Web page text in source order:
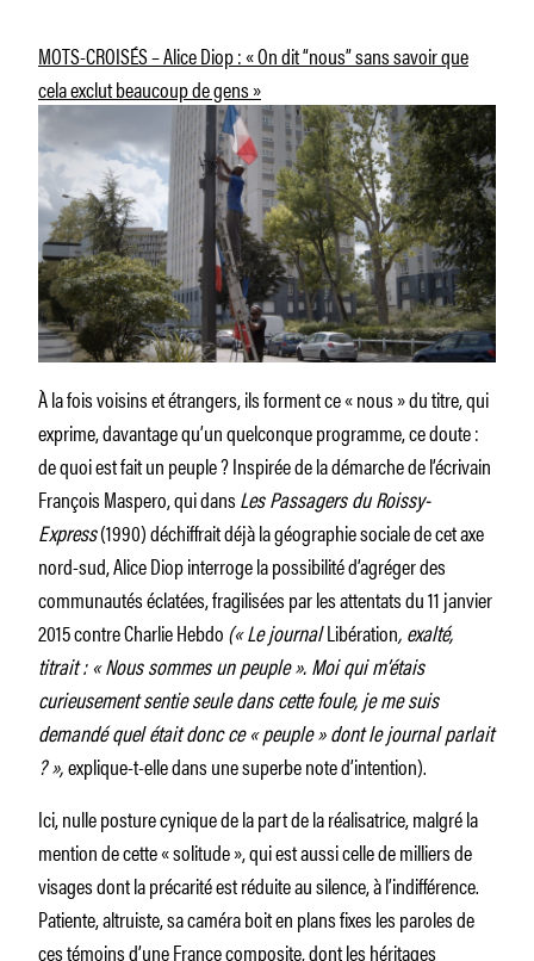
MOTS-CROISÉS – Alice Diop : « On dit “nous” sans savoir que
cela exclut beaucoup de gens »
À la fois voisins et étrangers, ils forment ce « nous » du titre, qui
exprime, davantage qu’un quelconque programme, ce doute :
de quoi est fait un peuple ? Inspirée de la démarche de l’écrivain
François Maspero, qui dansLes Passagers du Roissy-
Express(1990) déchiffrait déjà la géographie sociale de cet axe
nord-sud, Alice Diop interroge la possibilité d’agréger des
communautés éclatées, fragilisées par les attentats du 11 janvier
2015 contre Charlie Hebdo(« Le journalLibération, exalté,
titrait : « Nous sommes un peuple ». Moi qui m’étais
curieusement sentie seule dans cette foule, je me suis
demandé quel était donc ce « peuple » dont le journal parlait
? »,explique-t-elle dans une superbe note d’intention).
Ici, nulle posture cynique de la part de la réalisatrice, malgré la
mention de cette « solitude », qui est aussi celle de milliers de
visages dont la précarité est réduite au silence, à l’indifférence.
Patiente, altruiste, sa caméra boit en plans fixes les paroles de
ces témoins d’une France composite, dont les héritages